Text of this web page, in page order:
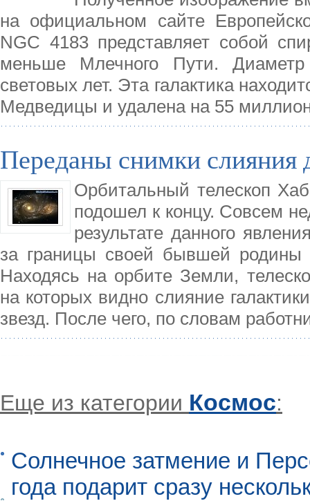
на официальном сайте
NGC 4183 представляет собой
меньше Млечного Пути.
световых лет. Эта галактика
Медведицы и удалена на 55
Переданы снимки слияния
Орбитальный телескоп
подошел к концу. Совсем
результате данного
за границы своей бывшей родины
Находясь на орбите Земли,
на которых видно слияние
звезд. После чего, по словам
Еще из категории Космос:
Солнечное затмение и
года подарит сразу